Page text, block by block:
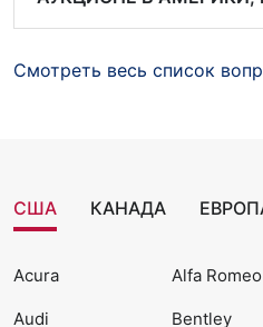
Смотреть весь список
США КАНАДА
Acura Alfa Romeo
Audi Bentley